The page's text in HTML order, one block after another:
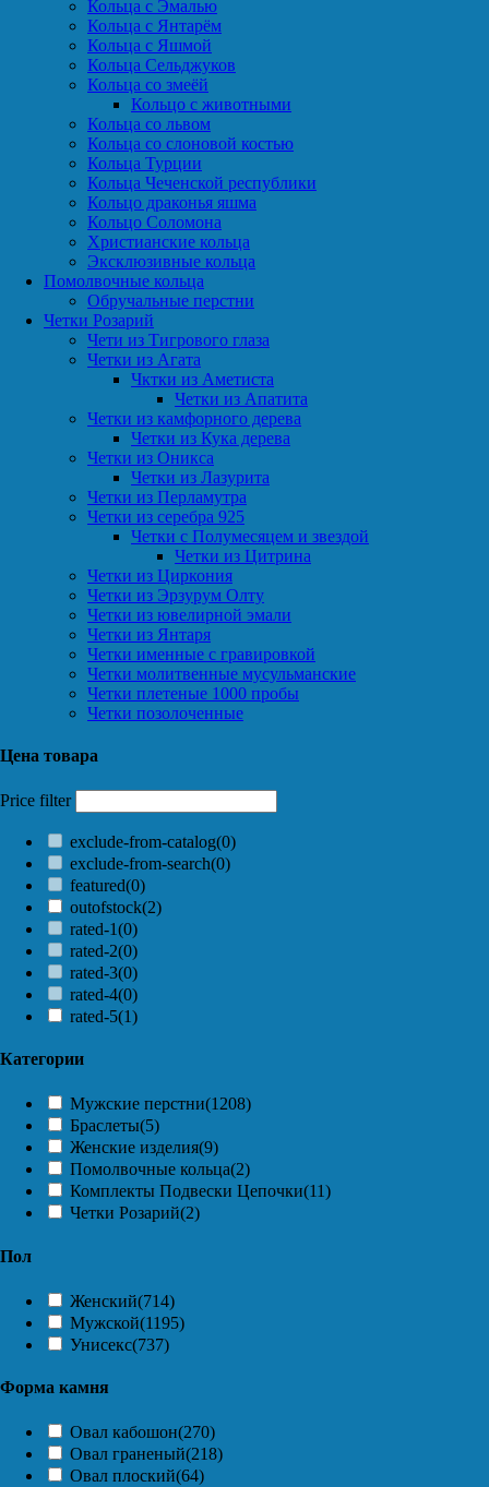
Кольца с Эмалью
Кольца с Янтарём
Кольца с Яшмой
Кольца Сельджуков
Кольца со змеёй
Кольцо с животными
Кольца со львом
Кольца со слоновой костью
Кольца Турции
Кольца Чеченской республики
Кольцо драконья яшма
Кольцо Соломона
Христианские кольца
Эксклюзивные кольца
Помолвочные кольца
Обручальные перстни
Четки Розарий
Чети из Тигрового глаза
Четки из Агата
Чктки из Аметиста
Четки из Апатита
Четки из камфорного дерева
Четки из Кука дерева
Четки из Оникса
Четки из Лазурита
Четки из Перламутра
Четки из серебра 925
Четки с Полумесяцем и звездой
Четки из Цитрина
Четки из Циркония
Четки из Эрзурум Олту
Четки из ювелирной эмали
Четки из Янтаря
Четки именные с гравировкой
Четки молитвенные мусульманские
Четки плетеные 1000 пробы
Четки позолоченные
Цена товара
Price filter
exclude-from-catalog(0)
exclude-from-search(0)
featured(0)
outofstock(2)
rated-1(0)
rated-2(0)
rated-3(0)
rated-4(0)
rated-5(1)
Категории
Мужские перстни(1208)
Браслеты(5)
Женские изделия(9)
Помолвочные кольца(2)
Комплекты Подвески Цепочки(11)
Четки Розарий(2)
Пол
Женский(714)
Мужской(1195)
Унисекс(737)
Форма камня
Овал кабошон(270)
Овал граненый(218)
Овал плоский(64)